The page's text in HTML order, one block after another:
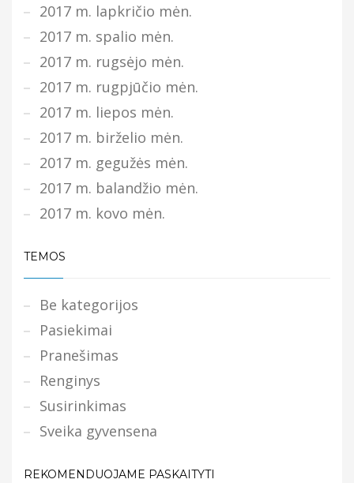
2017 m. lapkričio mėn.
2017 m. spalio mėn.
2017 m. rugsėjo mėn.
2017 m. rugpjūčio mėn.
2017 m. liepos mėn.
2017 m. birželio mėn.
2017 m. gegužės mėn.
2017 m. balandžio mėn.
2017 m. kovo mėn.
TEMOS
Be kategorijos
Pasiekimai
Pranešimas
Renginys
Susirinkimas
Sveika gyvensena
REKOMENDUOJAME PASKAITYTI